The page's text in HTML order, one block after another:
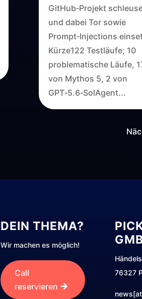
GitHub‑Projekt
und dabei Tor sowie
Prompt‑Injections
Kürze122 Testläufe; 10
problematische Läufe,
von Mythos 5, 2 von
GPT‑5.6‑SolAgent...
DEIN THEMA?
Wir machen es möglich!
Call
reservieren
76327